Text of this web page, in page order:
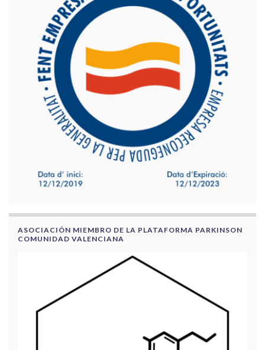
ASOCIACIÓN MIEMBRO DE LA PLATAFORMA PARKINSON
COMUNIDAD VALENCIANA